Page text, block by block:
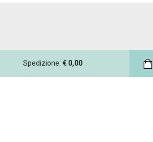
Spedizione: € 0,00